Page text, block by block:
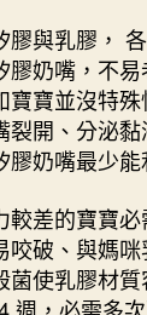
膠與乳膠，
膠奶嘴，不
寶並沒特
裂開、分泌
奶嘴最少能
較差的寶寶
咬破、與媽
菌使乳膠材